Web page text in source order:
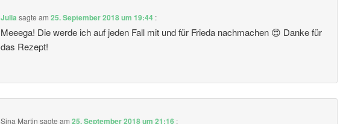
Julia sagte am25. September 2018 um 19:44 :
Meeega! Die werde ich auf jeden Fall mit und für Frieda nachmachen 😍 Danke für
das Rezept!
Sina Martin sagte am25. September 2018 um 21:16 :